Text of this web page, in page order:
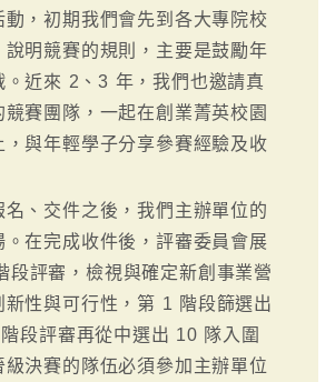
動，初期我們會先到各大專院校
說明競賽的規則，主要是鼓勵年
。近來 2、3 年，我們也邀請真
競賽團隊，一起在創業菁英校園
，與年輕學子分享參賽經驗及收
名、交件之後，我們主辦單位的
。在完成收件後，評審委員會展
段評審，檢視與確定新創事業營
新性與可行性，第 1 階段篩選出
段評審再從中選出 10 隊入圍
級決賽的隊伍必須參加主辦單位